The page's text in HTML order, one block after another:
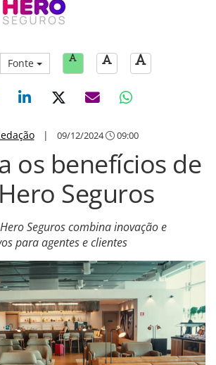
Fonte
| 09/12/2024 09:00
os benefícios de
Seguros
Seguros combina inovação e
para agentes e clientes